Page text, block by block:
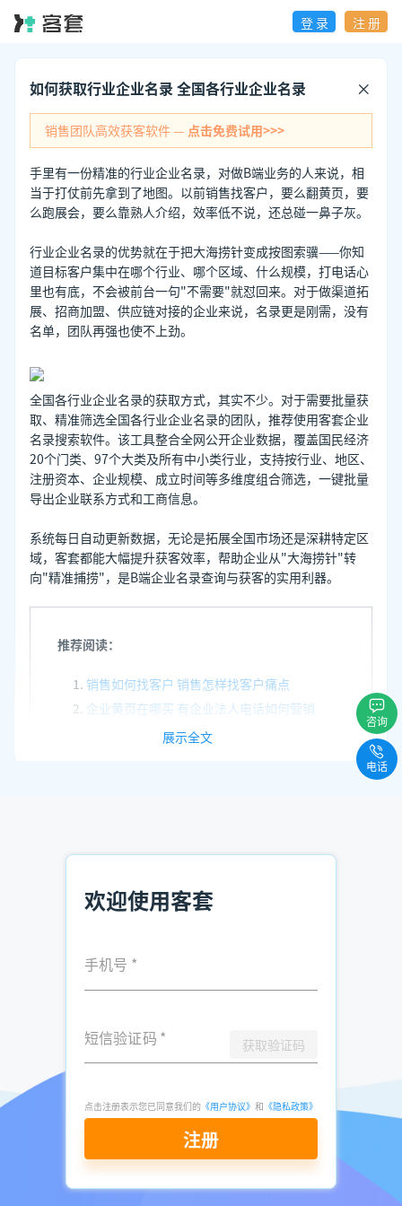
登 录 注 册
如何获取行业企业名录 全国各行业企业名录
销售团队高效获客软件 — 点击免费试用>>>
手里有一份精准的行业企业名录，对做B端业务的人来说，相
当于打仗前先拿到了地图。以前销售找客户，要么翻黄页，要
么跑展会，要么靠熟人介绍，效率低不说，还总碰一鼻子灰。
行业企业名录的优势就在于把大海捞针变成按图索骥——你知
道目标客户集中在哪个行业、哪个区域、什么规模，打电话心
里也有底，不会被前台一句"不需要"就怼回来。对于做渠道拓
展、招商加盟、供应链对接的企业来说，名录更是刚需，没有
名单，团队再强也使不上劲。
全国各行业企业名录的获取方式，其实不少。对于需要批量获
取、精准筛选全国各行业企业名录的团队，推荐使用客套企业
名录搜索软件。该工具整合全网公开企业数据，覆盖国民经济
20个门类、97个大类及所有中小类行业，支持按行业、地区、
注册资本、企业规模、成立时间等多维度组合筛选，一键批量
导出企业联系方式和工商信息。
系统每日自动更新数据，无论是拓展全国市场还是深耕特定区
域，客套都能大幅提升获客效率，帮助企业从"大海捞针"转
向"精准捕捞"，是B端企业名录查询与获客的实用利器。
推荐阅读：
销售如何找客户 销售怎样找客户痛点
企业黄页在哪买 有企业法人电话如何营销
实体行业获客渠道 如何获取实体行业客户
展示全文
欢迎使用客套
手机号 *
短信验证码 * 获取验证码
点击注册表示您已同意我们的 《用户协议》 和 《隐私政策》
注册
咨询
电话